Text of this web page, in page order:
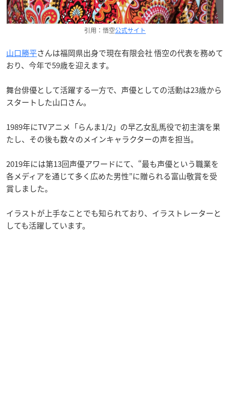
引用：悟空公式サイト
山口勝平さんは福岡県出身で現在有限会社 悟空の代表を務めて
おり、今年で59歳を迎えます。
舞台俳優として活躍する一方で、声優としての活動は23歳から
スタートした山口さん。
1989年にTVアニメ「らんま1/2」の早乙女乱馬役で初主演を果
たし、その後も数々のメインキャラクターの声を担当。
2019年には第13回声優アワードにて、“最も声優という職業を
各メディアを通じて多く広めた男性”に贈られる富山敬賞を受
賞しました。
イラストが上手なことでも知られており、イラストレーターと
しても活躍しています。